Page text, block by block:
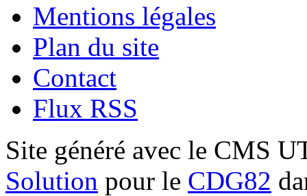
Mentions légales
Plan du site
Contact
Flux RSS
Site généré avec le CMS
Solution pour le CDG82